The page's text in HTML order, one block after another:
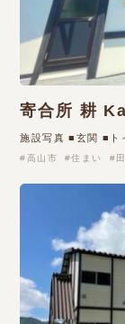
寄合所 耕
施設写真 ■玄関 ■
高山市 住まい